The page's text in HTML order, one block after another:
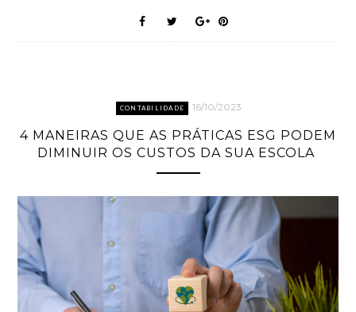
CONTABILIDADE 16/10/2023
4 MANEIRAS QUE AS PRÁTICAS ESG PODEM
DIMINUIR OS CUSTOS DA SUA ESCOLA